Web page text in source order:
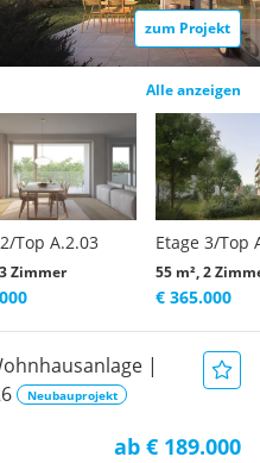
zum Projekt
Alle anzeigen
Top A.2.03
Zimmer
Etage 3/Top
55 m², 2
€ 365.000
|
Neubauprojekt
ab € 189.000